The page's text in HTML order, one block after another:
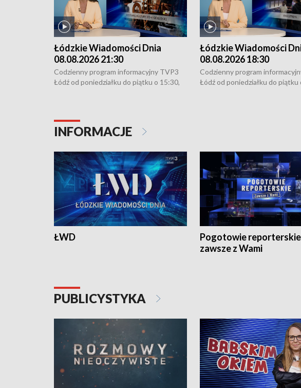
Łódzkie Wiadomości Dnia
08.08.2026 21:30
Codzienny program informacyjny TVP3
Łódź od poniedziałku do piątku o 15:30,
Łódzkie Wiadomości
08.08.2026 18:30
Codzienny program
Łódź od poniedziałku do piątku
INFORMACJE
ŁWD
Pogotowie
zawsze z Wami
PUBLICYSTYKA